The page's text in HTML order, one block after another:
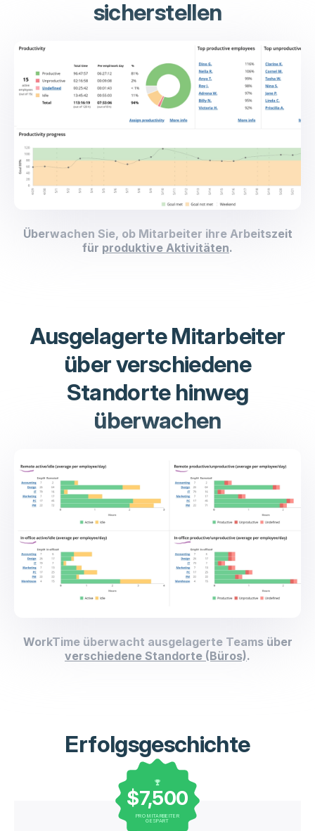
Überwachen Sie, ob Mitarbeiter ihre Arbeitszeit
für produktive Aktivitäten.
sicherstellen
Ausgelagerte Mitarbeiter
über verschiedene
Standorte hinweg
überwachen
WorkTime überwacht ausgelagerte Teams über
verschiedene Standorte (Büros).
Erfolgsgeschichte
$7,500
PRO MITARBEITER
GESPART